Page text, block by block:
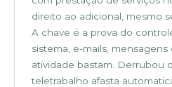
direito ao adicional, mesmo
A chave é a prova do
sistema, e-mails,
atividade bastam. Derrubou
teletrabalho afasta